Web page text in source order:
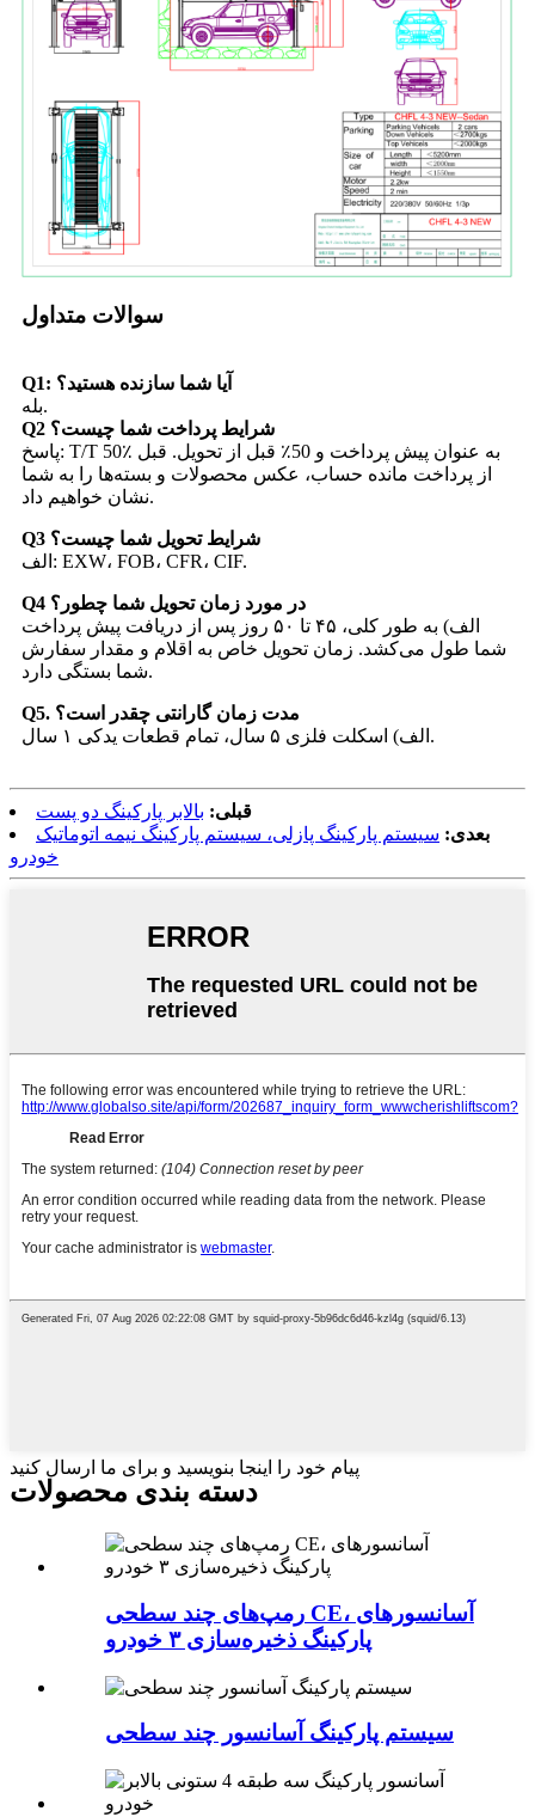
سوالات متداول
Q1: آیا شما سازنده هستید؟
بله.
Q2 شرایط پرداخت شما چیست؟
پاسخ: T/T 50٪ به عنوان پیش پرداخت و 50٪ قبل از تحویل. قبل
از پرداخت مانده حساب، عکس محصولات و بسته‌ها را به شما
نشان خواهیم داد.
Q3 شرایط تحویل شما چیست؟
الف: EXW، FOB، CFR، CIF.
Q4 در مورد زمان تحویل شما چطور؟
الف) به طور کلی، ۴۵ تا ۵۰ روز پس از دریافت پیش پرداخت
شما طول می‌کشد. زمان تحویل خاص به اقلام و مقدار سفارش
شما بستگی دارد.
Q5. مدت زمان گارانتی چقدر است؟
الف) اسکلت فلزی ۵ سال، تمام قطعات یدکی ۱ سال.
قبلی: بالابر پارکینگ دو پست
بعدی: سیستم پارکینگ پازلی، سیستم پارکینگ نیمه اتوماتیک
خودرو
پیام خود را اینجا بنویسید و برای ما ارسال کنید
دسته بندی محصولات
رمپ‌های چند سطحی CE، آسانسورهای
پارکینگ ذخیره‌سازی ۳ خودرو
سیستم پارکینگ آسانسور چند سطحی